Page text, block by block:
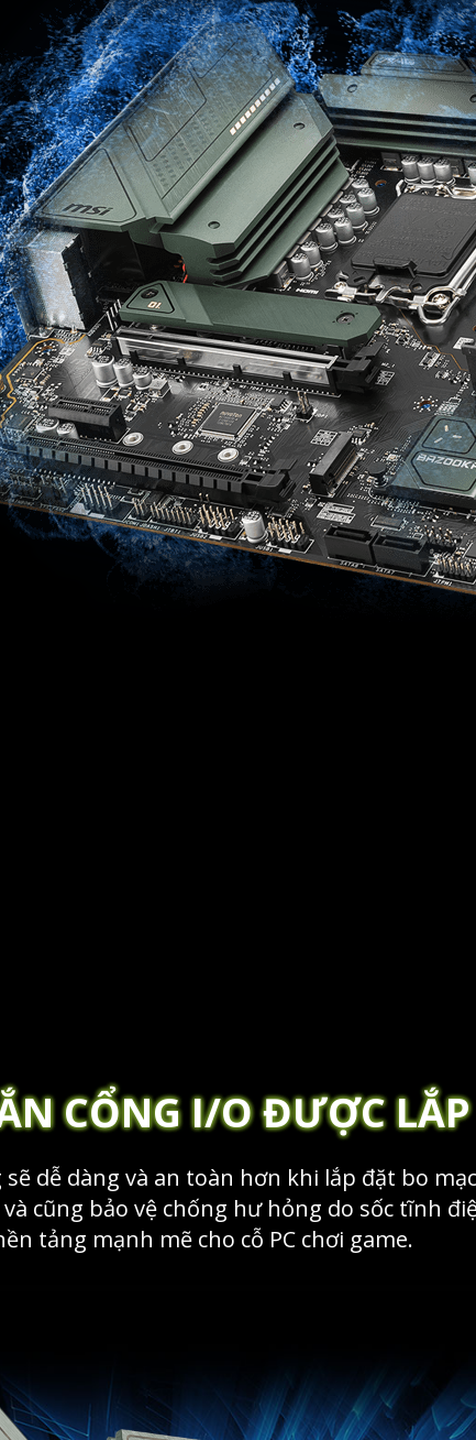
CỔNG I/O ĐƯỢC
dễ dàng và an toàn hơn khi lắp đặt bo
và cũng bảo vệ chống hư hỏng do sốc tĩnh
tảng mạnh mẽ cho cỗ PC chơi game.